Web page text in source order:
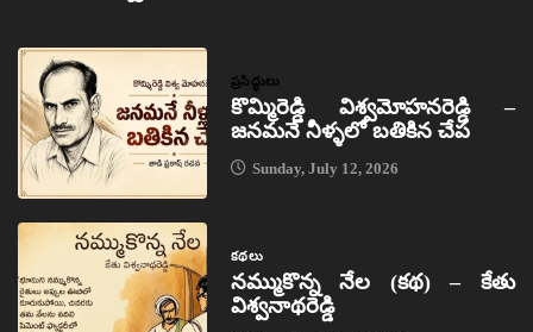
ప్రసిద్ధులు
కొమ్మిరెడ్డి విశ్వమోహనరెడ్డి –
జనమనే నీళ్ళలో బతికిన చేప
Sunday, July 12, 2026
కథలు
నమ్ముకొన్న నేల (కథ) – కేతు
విశ్వనాథరెడ్డి